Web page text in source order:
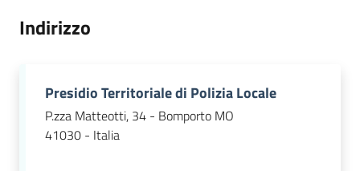
Indirizzo
Presidio Territoriale di Polizia Locale
P.zza Matteotti, 34 - Bomporto MO
41030 - Italia